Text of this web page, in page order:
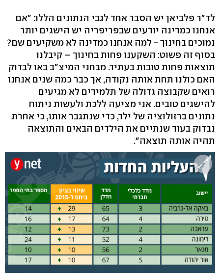
לד"ר פלביאן יש הסבר אחד לגבי הנתונים הללו: "אם
אנחנו כמדינה יודעים שבפריפריה יש הישגים יותר
נמוכים בחינוך - למה אנחנו כמדינה לא משקיעים שם?
בסוף זה פשוט: השקענו פחות בחינוך – קיבלנו
תוצאות פחות טובות בעתיד. מבחני המיצ"ב באו לבדוק
האם כולנו תחת אותה נקודה, אך כבר כמה שנים אנחנו
רואים שקבוצה גדולה של תלמידים לא מגיעים
להישגים טובים. אני מציעה ללכת ולעשות ניתוח
נתונים ברזולוציה של ילד, כדי שנתגבר אותו, כי אחרת
נבדוק בעוד שנתיים את הילדים הבאים והתוצאה
תהיה אותה תוצאה".